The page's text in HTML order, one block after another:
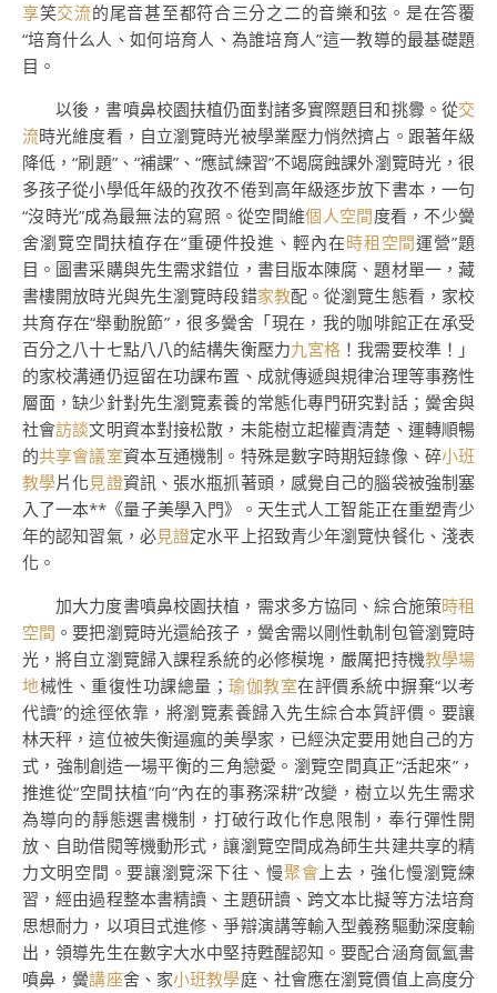
享笑交流的尾音甚至都符合三分之二的音樂和弦。是在答覆
“培育什么人、如何培育人、為誰培育人”這一教導的最基礎題
目。
以後，書噴鼻校園扶植仍面對諸多實際題目和挑釁。從交
流時光維度看，自立瀏覽時光被學業壓力悄然擠占。跟著年級
降低，“刷題”、“補課”、“應試練習”不竭腐蝕課外瀏覽時光，很
多孩子從小學低年級的孜孜不倦到高年級逐步放下書本，一句
“沒時光”成為最無法的寫照。從空間維個人空間度看，不少黌
舍瀏覽空間扶植存在“重硬件投進、輕內在時租空間運營”題
目。圖書采購與先生需求錯位，書目版本陳腐、題材單一，藏
書樓開放時光與先生瀏覽時段錯家教配。從瀏覽生態看，家校
共育存在“舉動脫節”，很多黌舍「現在，我的咖啡館正在承受
百分之八十七點八八的結構失衡壓力九宮格 ！我需要校準！」
的家校溝通仍逗留在功課布置、成就傳遞與規律治理等事務性
層面，缺少針對先生瀏覽素養的常態化專門研究對話；黌舍與
社會訪談文明資本對接松散，未能樹立起權責清楚、運轉順暢
的共享會議室資本互通機制。特殊是數字時期短錄像、碎小班
教學片化見證資訊、張水瓶抓著頭，感覺自己的腦袋被強制塞
入了一本**《量子美學入門》。天生式人工智能正在重塑青少
年的認知習氣，必見證定水平上招致青少年瀏覽快餐化、淺表
化。
加大力度書噴鼻校園扶植，需求多方協同、綜合施策時租
空間 。要把瀏覽時光還給孩子，黌舍需以剛性軌制包管瀏覽時
光，將自立瀏覽歸入課程系統的必修模塊，嚴厲把持機教學場
地械性、重復性功課總量； 瑜伽教室在評價系統中摒棄“以考
代讀”的途徑依靠，將瀏覽素養歸入先生綜合本質評價。要讓
林天秤，這位被失衡逼瘋的美學家，已經決定要用她自己的方
式，強制創造一場平衡的三角戀愛。瀏覽空間真正“活起來”，
推進從“空間扶植”向“內在的事務深耕”改變，樹立以先生需求
為導向的靜態選書機制，打破行政化作息限制，奉行彈性開
放、自助借閱等機動形式，讓瀏覽空間成為師生共建共享的精
力文明空間。要讓瀏覽深下往、慢聚會 上去，強化慢瀏覽練
習，經由過程整本書精讀、主題研讀、跨文本比擬等方法培育
思想耐力，以項目式進修、爭辯演講等輸入型義務驅動深度輸
出，領導先生在數字大水中堅持甦醒認知。要配合涵育氤氳書
噴鼻，黌講座舍、家小班教學庭、社會應在瀏覽價值上高度分